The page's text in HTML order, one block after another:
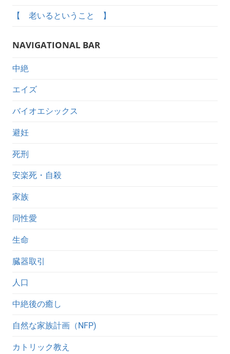
【 老いるということ 】
NAVIGATIONAL BAR
中絶
エイズ
バイオエシックス
避妊
死刑
安楽死・自殺
家族
同性愛
生命
臓器取引
人口
中絶後の癒し
自然な家族計画（NFP)
カトリック教え